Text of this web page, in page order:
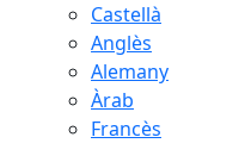
Castellà
Anglès
Alemany
Àrab
Francès